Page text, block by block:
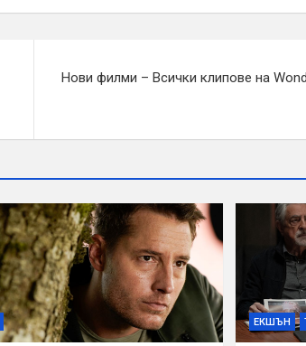
Нови филми – Всички клипове на
ЕКШЪН